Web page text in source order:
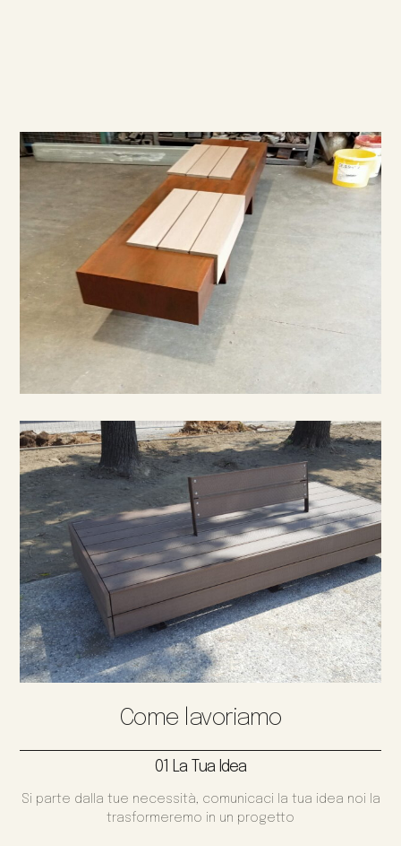
Come lavoriamo
01 La Tua Idea
Si parte dalla tue necessità, comunicaci la tua idea noi la
trasformeremo in un progetto